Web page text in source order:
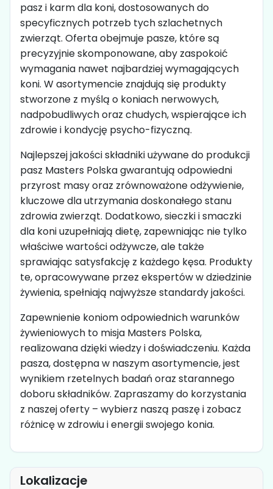
pasz i karm dla koni, dostosowanych do
specyficznych potrzeb tych szlachetnych
zwierząt. Oferta obejmuje pasze, które są
precyzyjnie skomponowane, aby zaspokoić
wymagania nawet najbardziej wymagających
koni. W asortymencie znajdują się produkty
stworzone z myślą o koniach nerwowych,
nadpobudliwych oraz chudych, wspierające ich
zdrowie i kondycję psycho-fizyczną.
Najlepszej jakości składniki używane do produkcji
pasz Masters Polska gwarantują odpowiedni
przyrost masy oraz zrównoważone odżywienie,
kluczowe dla utrzymania doskonałego stanu
zdrowia zwierząt. Dodatkowo, sieczki i smaczki
dla koni uzupełniają dietę, zapewniając nie tylko
właściwe wartości odżywcze, ale także
sprawiając satysfakcję z każdego kęsa. Produkty
te, opracowywane przez ekspertów w dziedzinie
żywienia, spełniają najwyższe standardy jakości.
Zapewnienie koniom odpowiednich warunków
żywieniowych to misja Masters Polska,
realizowana dzięki wiedzy i doświadczeniu. Każda
pasza, dostępna w naszym asortymencie, jest
wynikiem rzetelnych badań oraz starannego
doboru składników. Zapraszamy do korzystania
z naszej oferty – wybierz naszą paszę i zobacz
różnicę w zdrowiu i energii swojego konia.
Lokalizacje